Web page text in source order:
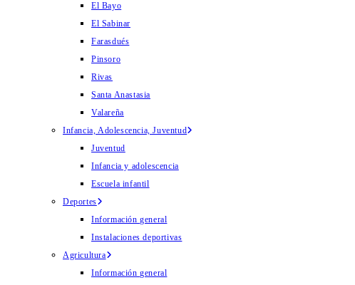
El Bayo
El Sabinar
Farasdués
Pinsoro
Rivas
Santa Anastasia
Valareña
Infancia, Adolescencia, Juventud
Juventud
Infancia y adolescencia
Escuela infantil
Deportes
Información general
Instalaciones deportivas
Agricultura
Información general